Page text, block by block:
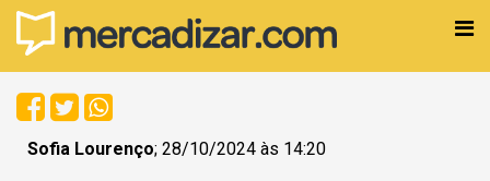
Sofia Lourenço; 28/10/2024 às 14:20